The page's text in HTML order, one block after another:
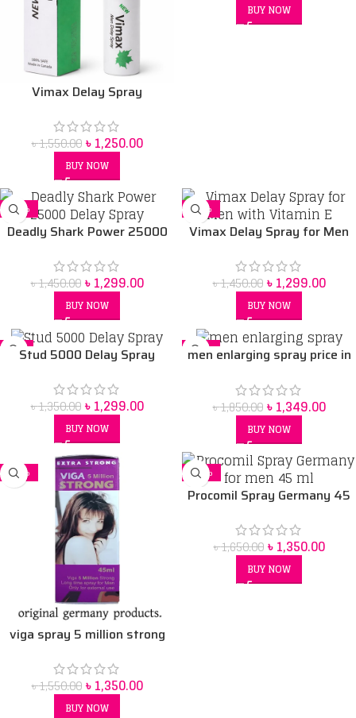
Vimax Delay Spray
৳1,550.00 ৳1,250.00
BUY NOW
BUY NOW
-10%
Deadly Shark Power 25000
৳1,450.00 ৳1,299.00
BUY NOW
-10%
Vimax Delay Spray for Men
৳1,450.00 ৳1,299.00
BUY NOW
-4%Stud 5000 Delay Spray
৳1,350.00 ৳1,299.00
BUY NOW
-27%
men enlarging spray price in
৳1,850.00 ৳1,349.00
BUY NOW
-13%
viga spray 5 million strong
৳1,550.00 ৳1,350.00
BUY NOW
-18%
Procomil Spray Germany 45
৳1,650.00 ৳1,350.00
BUY NOW